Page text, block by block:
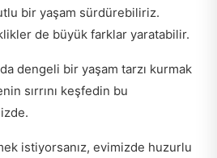
bir yaşam sürdürebiliriz.
de büyük farklar yaratabilir.
dengeli bir yaşam tarzı kurmak
sırrını keşfedin bu
istiyorsanız, evimizde huzurlu